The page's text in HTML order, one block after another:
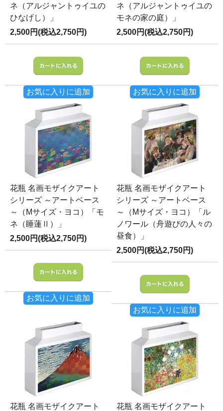
ネ（アルジャントゥイユの
ひなげし）」
2,500円(税込2,750円)
お気に入りに追加
ネ（アルジャントゥイユの
モネの家の庭）」
2,500円(税込2,750円)
お気に入りに追加
花瓶 名画モザイクアート
シリーズ ～アートベース
～（Mサイズ・ヨコ）「モ
ネ（睡蓮Ⅱ）」
2,500円(税込2,750円)
お気に入りに追加
花瓶 名画モザイクアート
シリーズ ～アートベース
～（Mサイズ・ヨコ）「ル
ノワール（舟遊びの人々の
昼食）」
2,500円(税込2,750円)
お気に入りに追加
花瓶 名画モザイクアート
花瓶 名画モザイクアート